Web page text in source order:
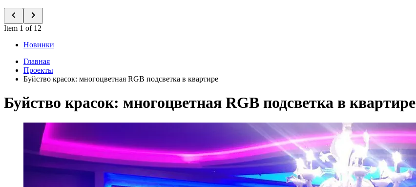
Item 1 of 12
Новинки
Главная
Проекты
Буйство красок: многоцветная RGB подсветка в квартире
Буйство красок: многоцветная RGB подсветка в квартире